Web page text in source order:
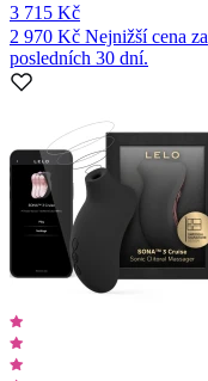
3 715 Kč
2 970 Kč Nejnižší cena za
posledních 30 dní.